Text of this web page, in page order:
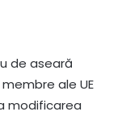
de aseară
ale UE
modificarea